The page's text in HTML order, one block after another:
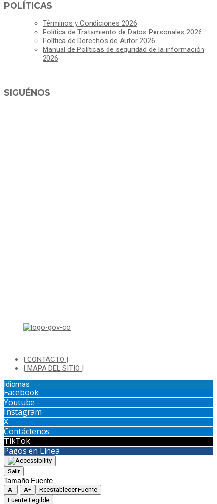
POLÍTICAS
Términos y Condiciones 2026
Política de Tratamiento de Datos Personales 2026
Política de Derechos de Autor 2026
Manual de Políticas de seguridad de la información
2026
SIGUÉNOS
| CONTACTO |
| MAPA DEL SITIO |
Idiomas
Facebook
Youtube
Instagram
X
Contáctenos
TikTok
Pagos en Línea
Salir
Tamaño Fuente
A- A+
Reestablecer Fuente
Fuente Legible